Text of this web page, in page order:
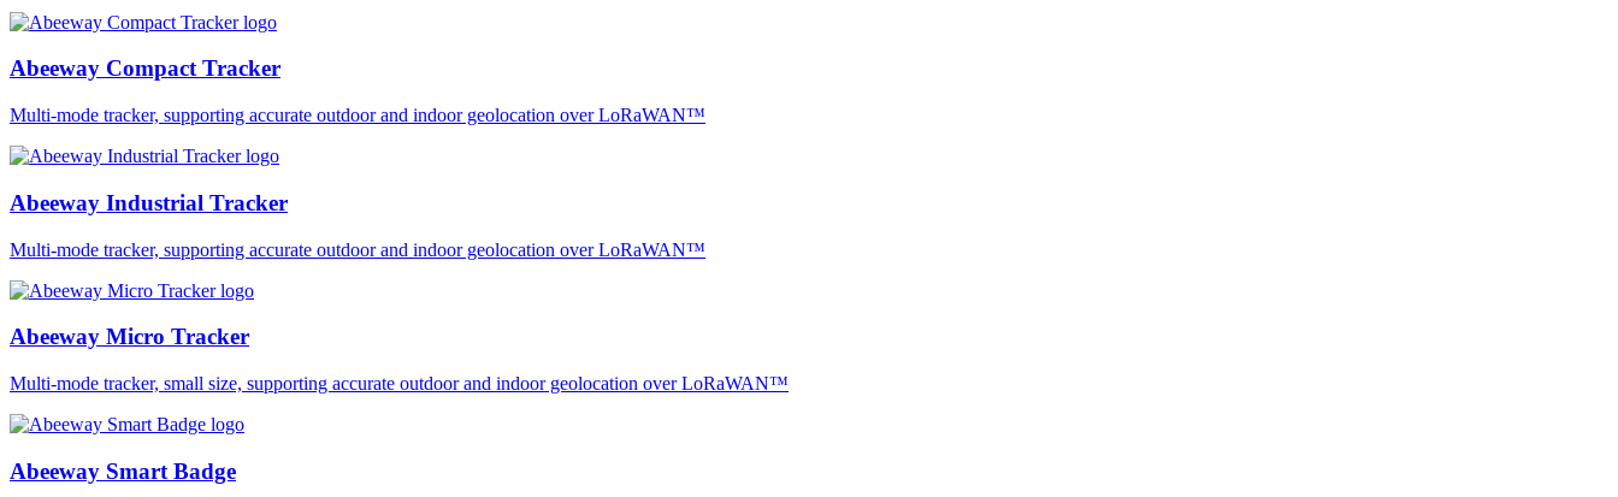
Abeeway Compact Tracker
Multi-mode tracker, supporting accurate outdoor and indoor geolocation over LoRaWAN™
Abeeway Industrial Tracker
Multi-mode tracker, supporting accurate outdoor and indoor geolocation over LoRaWAN™
Abeeway Micro Tracker
Multi-mode tracker, small size, supporting accurate outdoor and indoor geolocation over LoRaWAN™
Abeeway Smart Badge